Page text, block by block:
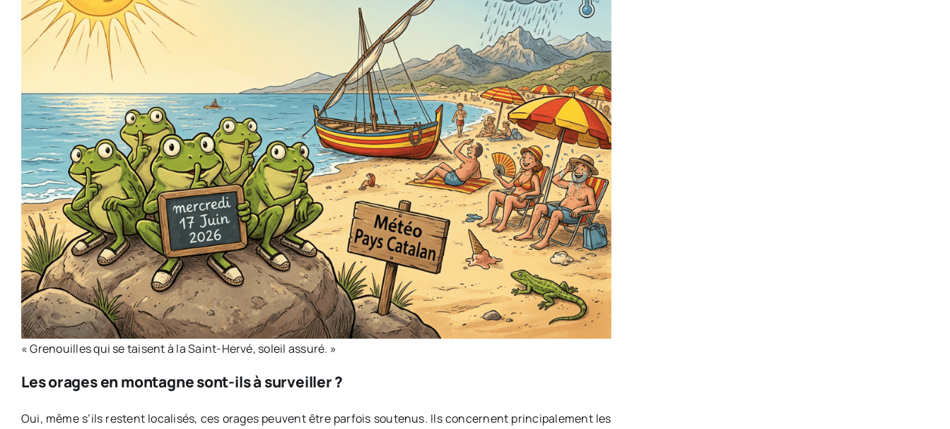
« Grenouilles qui se taisent à la Saint-Hervé, soleil assuré. »
Les orages en montagne sont-ils à surveiller ?
Oui, même s’ils restent localisés, ces orages peuvent être parfois soutenus. Ils concernent principalement les